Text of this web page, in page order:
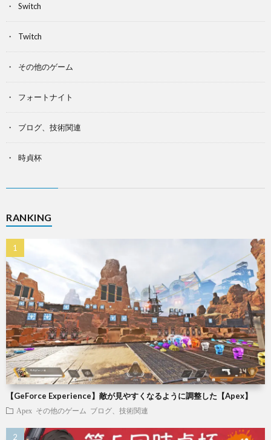
Switch
Twitch
その他のゲーム
フォートナイト
ブログ、技術関連
時貞杯
RANKING
【GeForce Experience】敵が見やすくなるように調整した【Apex】
Apex その他のゲーム ブログ、技術関連